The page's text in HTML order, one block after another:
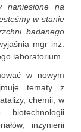
naniesione na
w stanie
badanego
mgr inż.
laboratorium.
w nowym
tematy z
chemii, w
inżynierii